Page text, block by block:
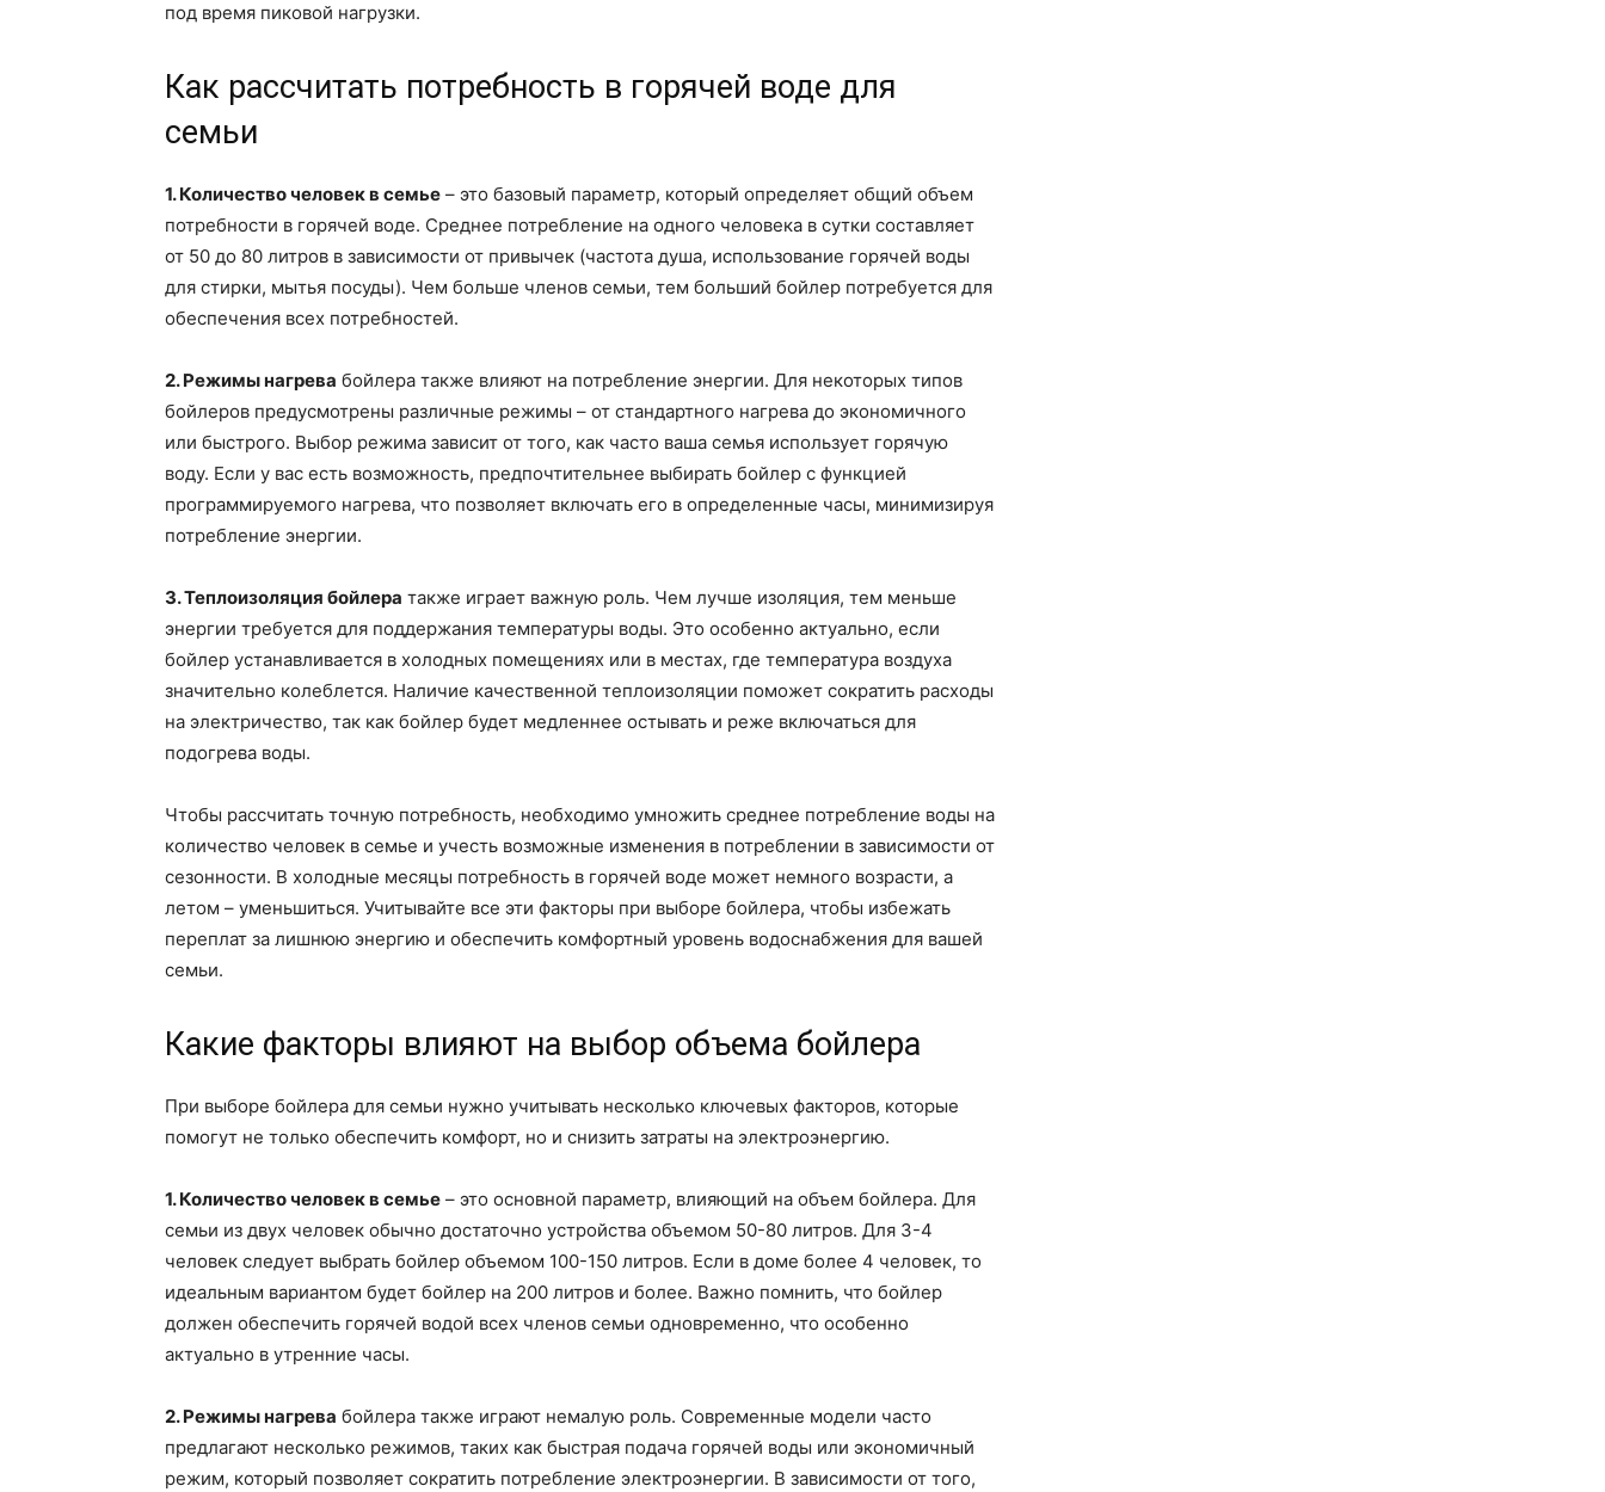
под время пиковой нагрузки.
Как рассчитать потребность в горячей воде для
семьи
1. Количество человек в семье – это базовый параметр, который определяет общий объем
потребности в горячей воде. Среднее потребление на одного человека в сутки составляет
от 50 до 80 литров в зависимости от привычек (частота душа, использование горячей воды
для стирки, мытья посуды). Чем больше членов семьи, тем больший бойлер потребуется для
обеспечения всех потребностей.
2. Режимы нагрева бойлера также влияют на потребление энергии. Для некоторых типов
бойлеров предусмотрены различные режимы – от стандартного нагрева до экономичного
или быстрого. Выбор режима зависит от того, как часто ваша семья использует горячую
воду. Если у вас есть возможность, предпочтительнее выбирать бойлер с функцией
программируемого нагрева, что позволяет включать его в определенные часы, минимизируя
потребление энергии.
3. Теплоизоляция бойлера также играет важную роль. Чем лучше изоляция, тем меньше
энергии требуется для поддержания температуры воды. Это особенно актуально, если
бойлер устанавливается в холодных помещениях или в местах, где температура воздуха
значительно колеблется. Наличие качественной теплоизоляции поможет сократить расходы
на электричество, так как бойлер будет медленнее остывать и реже включаться для
подогрева воды.
Чтобы рассчитать точную потребность, необходимо умножить среднее потребление воды на
количество человек в семье и учесть возможные изменения в потреблении в зависимости от
сезонности. В холодные месяцы потребность в горячей воде может немного возрасти, а
летом – уменьшиться. Учитывайте все эти факторы при выборе бойлера, чтобы избежать
переплат за лишнюю энергию и обеспечить комфортный уровень водоснабжения для вашей
семьи.
Какие факторы влияют на выбор объема бойлера
При выборе бойлера для семьи нужно учитывать несколько ключевых факторов, которые
помогут не только обеспечить комфорт, но и снизить затраты на электроэнергию.
1. Количество человек в семье – это основной параметр, влияющий на объем бойлера. Для
семьи из двух человек обычно достаточно устройства объемом 50-80 литров. Для 3-4
человек следует выбрать бойлер объемом 100-150 литров. Если в доме более 4 человек, то
идеальным вариантом будет бойлер на 200 литров и более. Важно помнить, что бойлер
должен обеспечить горячей водой всех членов семьи одновременно, что особенно
актуально в утренние часы.
2. Режимы нагрева бойлера также играют немалую роль. Современные модели часто
предлагают несколько режимов, таких как быстрая подача горячей воды или экономичный
режим, который позволяет сократить потребление электроэнергии. В зависимости от того,